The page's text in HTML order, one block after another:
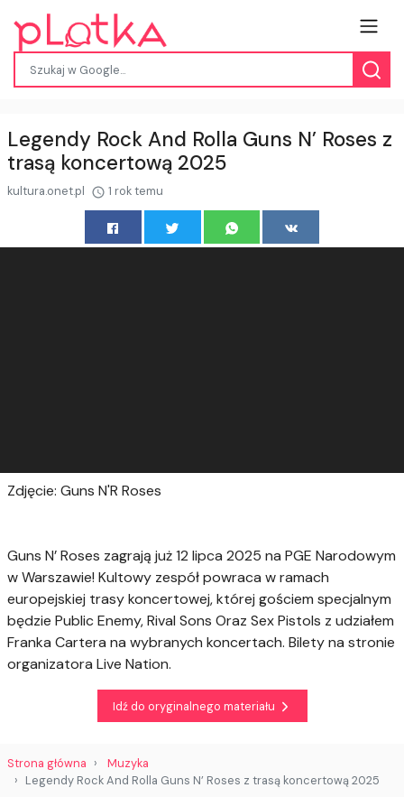
Legendy Rock And Rolla Guns N’ Roses z
trasą koncertową 2025
kultura.onet.pl 1 rok temu
Zdjęcie: Guns N'R Roses
Guns N’ Roses zagrają już 12 lipca 2025 na PGE Narodowym
w Warszawie! Kultowy zespół powraca w ramach
europejskiej trasy koncertowej, której gościem specjalnym
będzie Public Enemy, Rival Sons Oraz Sex Pistols z udziałem
Franka Cartera na wybranych koncertach. Bilety na stronie
organizatora Live Nation.
Idź do oryginalnego materiału
Strona główna
Muzyka
Legendy Rock And Rolla Guns N’ Roses z trasą koncertową 2025